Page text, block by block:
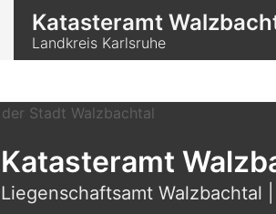
Katasteramt
Landkreis Karlsruhe
Katasteramt
Liegenschaftsamt Walzbachtal